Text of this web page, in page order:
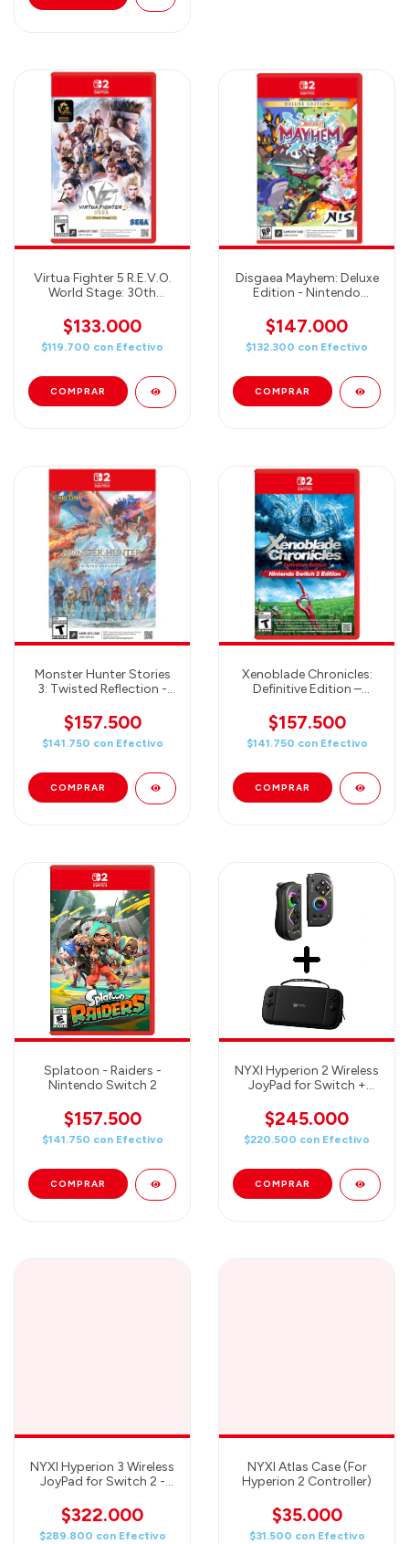
Virtua Fighter 5 R.E.V.O.
World Stage: 30th
Nintendo Switch 2
$133.000
$119.700 con Efectivo
Disgaea Mayhem: Deluxe
Edition - Nintendo
$147.000
$132.300 con Efectivo
Monster Hunter Stories
3: Twisted Reflection -
$157.500
$141.750 con Efectivo
Xenoblade Chronicles:
Definitive Edition –
Edition
$157.500
$141.750 con Efectivo
Splatoon - Raiders -
Nintendo Switch 2
$157.500
$141.750 con Efectivo
NYXI Hyperion 2 Wireless
JoyPad for Switch +
(CONTROLES +
ESTUCHE)
$245.000
$220.500 con Efectivo
NYXI Hyperion 3 Wireless
JoyPad for Switch 2 -
Case (CONTROL +
ESTUCHE)
$322.000
$289.800 con Efectivo
NYXI Atlas Case (For
Hyperion 2 Controller)
$35.000
$31.500 con Efectivo